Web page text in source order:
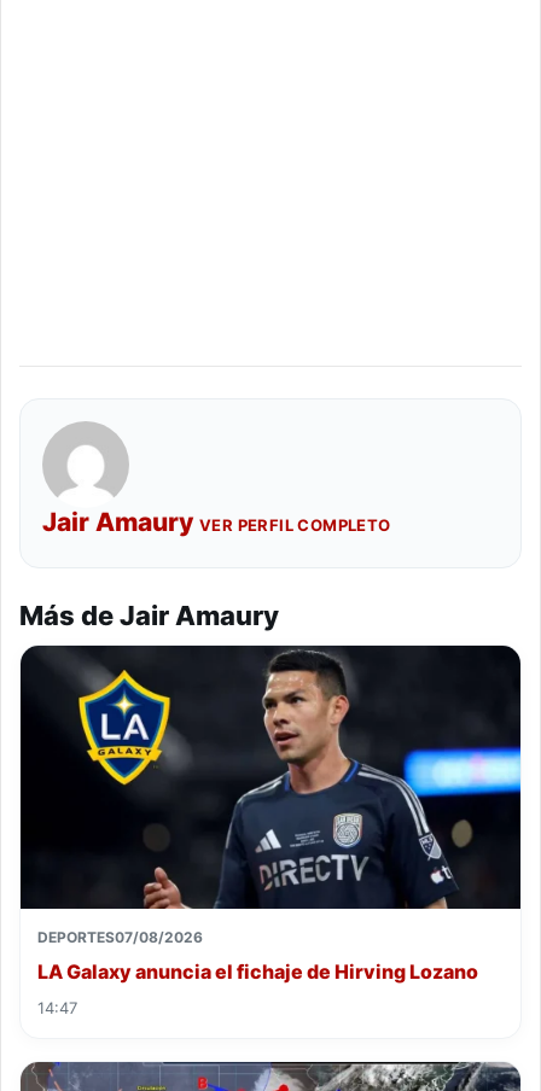
Jair Amaury VER PERFIL COMPLETO
Más de Jair Amaury
DEPORTES07/08/2026
LA Galaxy anuncia el fichaje de Hirving Lozano
14:47